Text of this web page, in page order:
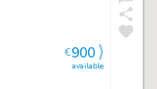
available
€900